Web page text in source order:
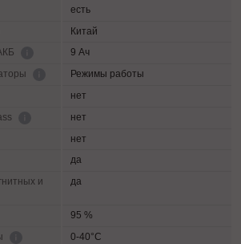
есть
Китай
9 Ач
Режимы работы
нет
нет
нет
да
и
да
95 %
0-40°С